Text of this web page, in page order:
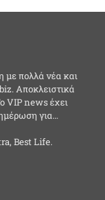
με πολλά νέα και
Αποκλειστικά
VIP news έχει
για…
Best Life.